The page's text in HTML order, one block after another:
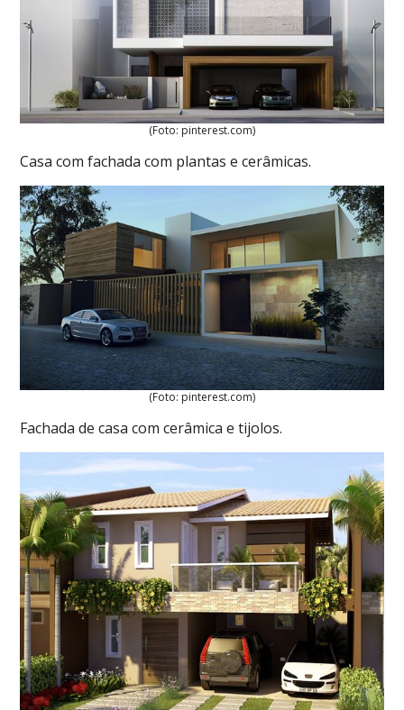
(Foto: pinterest.com)
Casa com fachada com plantas e cerâmicas.
(Foto: pinterest.com)
Fachada de casa com cerâmica e tijolos.